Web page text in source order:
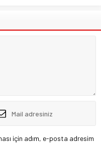
için adım, e-posta adresim